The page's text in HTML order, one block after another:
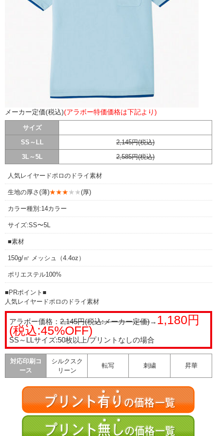
メーカー定価(税込)(アラボー特価価格は下記より)
サイズ
SS～LL
2,145円(税込)
3L～5L
2,585円(税込)
人気レイヤードポロのドライ素材
生地の厚さ(薄)★★★★★(厚)
カラー種別:14カラー
サイズ:SS〜5L
■素材
150g/㎡ メッシュ（4.4oz）
ポリエステル100%
■PRポイント■
人気レイヤードポロのドライ素材
アラボー価格： 2,145円(税込:メーカー定価)→ 1,180円
(税込:45%OFF)
SS～LLサイズ:50枚以上/プリントなしの場合
対応印刷コ
ース
シルクスク
リーン
転写 刺繍 昇華